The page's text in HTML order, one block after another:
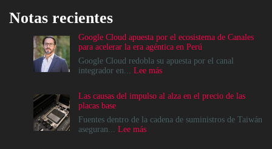
Notas recientes
Google Cloud apuesta por el ecosistema de Canales
para acelerar la era agéntica en Perú
Google Cloud redobla su apuesta por el canal
integrador en... Lee más:
apuesta
el
Las causas del impulso al alza en el precio de las
placas base
Fuentes dentro de la cadena de suministros de Taiwán
aseguran... Lee más: